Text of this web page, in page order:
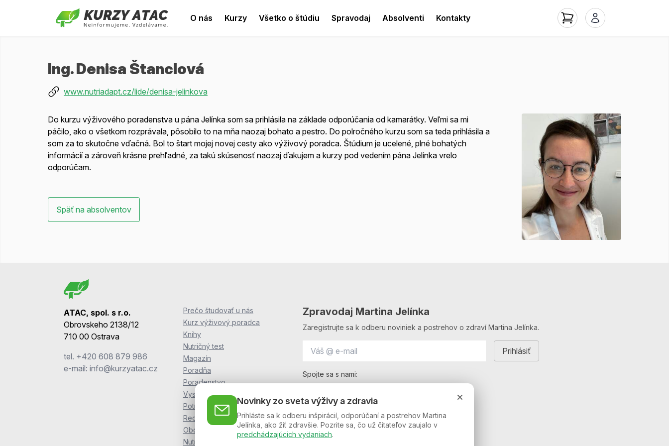
O nás Kurzy Všetko o štúdiu Spravodaj Absolventi Kontakty
Ing. Denisa Štanclová
www.nutriadapt.cz/lide/denisa-jelinkova
Do kurzu výživového poradenstva u pána Jelínka som sa prihlásila na základe odporúčania od kamarátky. Veľmi sa mi
páčilo, ako o všetkom rozprávala, pôsobilo to na mňa naozaj bohato a pestro. Do polročného kurzu som sa teda prihlásila a
som za to skutočne vďačná. Bol to štart mojej novej cesty ako výživový poradca. Štúdium je ucelené, plné bohatých
informácií a zároveň krásne prehľadné, za takú skúsenosť naozaj ďakujem a kurzy pod vedením pána Jelínka vrelo
odporúčam.
Späť na absolventov
Novinky zo sveta výživy a zdravia
Prihláste sa k odberu inšpirácií, odporúčaní a postrehov Martina
Jelínka, ako žiť zdravšie. Pozrite sa, čo už čitateľov zaujalo v
predchádzajúcich vydaniach.
ATAC, spol. s r.o.
Obrovskeho 2138/12
710 00 Ostrava
tel. +420 608 879 986
e-mail: info@kurzyatac.cz
Prečo študovať u nás
Kurz výživový poradca
Knihy
Nutričný test
Magazín
Poradňa
Poradenstvo
Vyskúšajte si
Potraviny ZOF
Recepty ZOF
Obchodné podmienky
NutriKursy.pl (beta)
Zpravodaj Martina Jelínka
Zaregistrujte sa k odberu noviniek a postrehov o zdraví Martina Jelínka.
Spojte sa s nami: